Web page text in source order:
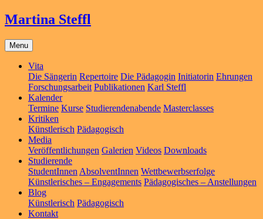
Martina Steffl
Menu
Vita
Die Sängerin Repertoire Die Pädagogin Initiatorin Ehrungen
Forschungsarbeit Publikationen Karl Steffl
Kalender
Termine Kurse Studierendenabende Masterclasses
Kritiken
Künstlerisch Pädagogisch
Media
Veröffentlichungen Galerien Videos Downloads
Studierende
StudentInnen AbsolventInnen Wettbewerbserfolge
Künstlerisches – Engagements Pädagogisches – Anstellungen
Blog
Künstlerisch Pädagogisch
Kontakt